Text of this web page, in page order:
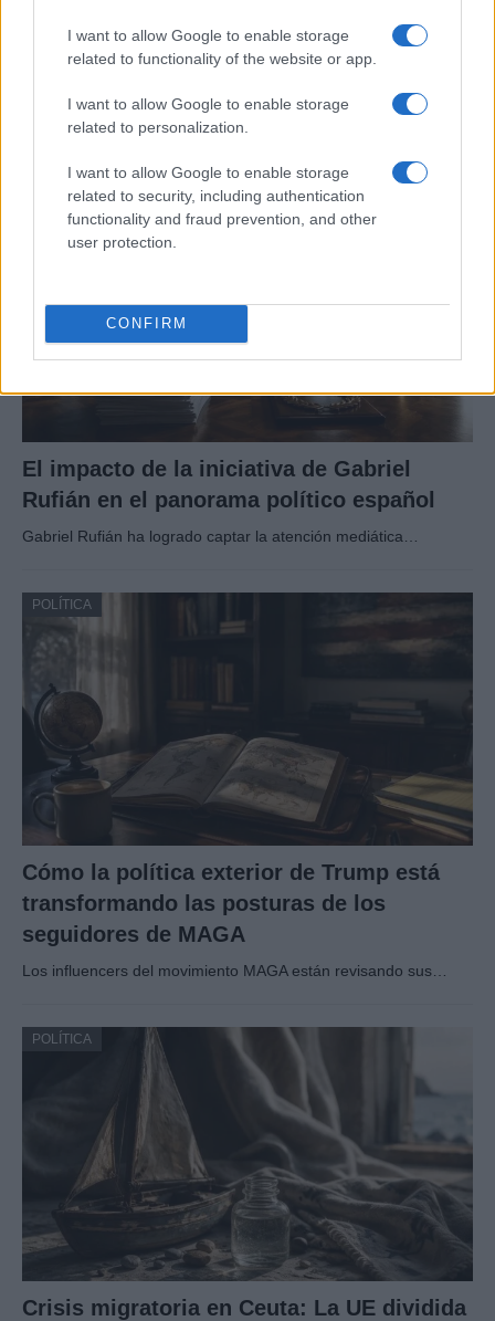
I want to allow Google to enable storage
related to functionality of the website or app.
I want to allow Google to enable storage
related to personalization.
I want to allow Google to enable storage
related to security, including authentication
functionality and fraud prevention, and other
user protection.
CONFIRM
Análisis de la crisis migratoria en Ceuta y
las críticas internacionales a Pedro
Sánchez
La crisis migratoria en Ceuta ha generado fuertes…
POLÍTICA
El impacto de la iniciativa de Gabriel
Rufián en el panorama político español
Gabriel Rufián ha logrado captar la atención mediática…
POLÍTICA
Cómo la política exterior de Trump está
transformando las posturas de los
seguidores de MAGA
Los influencers del movimiento MAGA están revisando sus…
POLÍTICA
Crisis migratoria en Ceuta: La UE dividida